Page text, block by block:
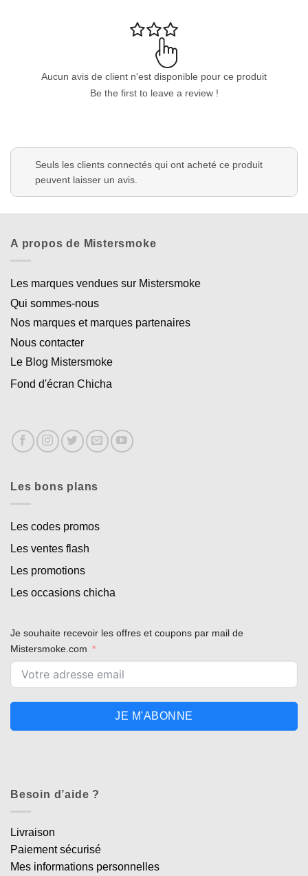
Aucun avis de client n'est disponible pour ce produit
Be the first to leave a review !
Seuls les clients connectés qui ont acheté ce produit
peuvent laisser un avis.
A propos de Mistersmoke
Les marques vendues sur Mistersmoke
Qui sommes-nous
Nos marques et marques partenaires
Nous contacter
Le Blog Mistersmoke
Fond d'écran Chicha
Les bons plans
Les codes promos
Les ventes flash
Les promotions
Les occasions chicha
Je souhaite recevoir les offres et coupons par mail de
Mistersmoke.com
JE M'ABONNE
Besoin d’aide ?
Livraison
Paiement sécurisé
Mes informations personnelles